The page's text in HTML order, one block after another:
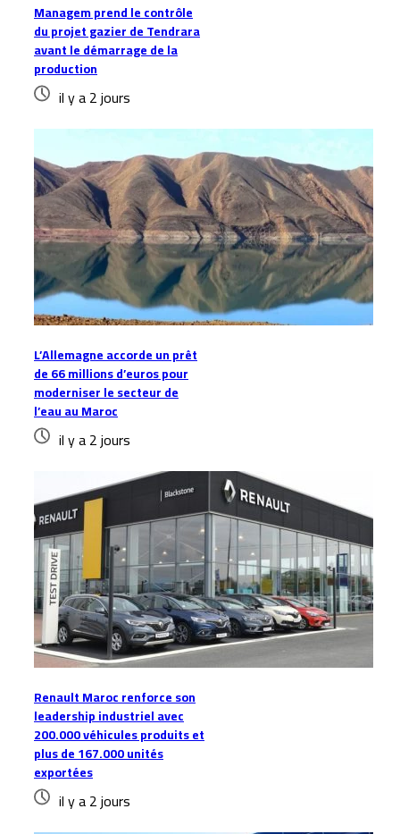
Managem prend le contrôle
du projet gazier de Tendrara
avant le démarrage de la
production
il y a 2 jours
L’Allemagne accorde un prêt
de 66 millions d’euros pour
moderniser le secteur de
l’eau au Maroc
il y a 2 jours
Renault Maroc renforce son
leadership industriel avec
200.000 véhicules produits et
plus de 167.000 unités
exportées
il y a 2 jours